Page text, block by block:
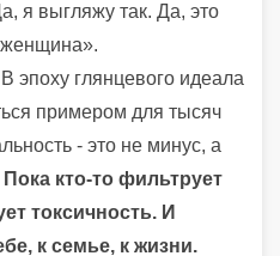
я выгляжу так. Да, это
эпоху глянцевого идеала
примером для тысяч
- это не минус, а
Пока кто-то фильтрует
токсичность. И
к семье, к жизни.